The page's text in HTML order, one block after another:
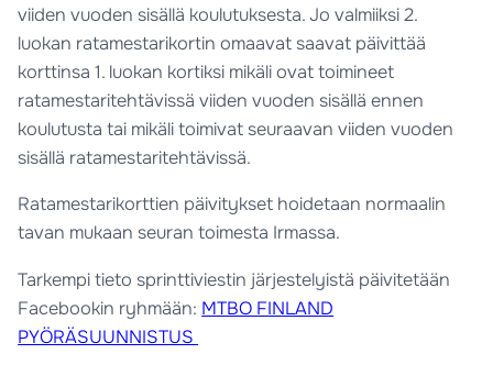
viiden vuoden sisällä koulutuksesta. Jo valmiiksi 2.
luokan ratamestarikortin omaavat saavat päivittää
korttinsa 1. luokan kortiksi mikäli ovat toimineet
ratamestaritehtävissä viiden vuoden sisällä ennen
koulutusta tai mikäli toimivat seuraavan viiden vuoden
sisällä ratamestaritehtävissä.
Ratamestarikorttien päivitykset hoidetaan normaalin
tavan mukaan seuran toimesta Irmassa.
Tarkempi tieto sprinttiviestin järjestelyistä päivitetään
Facebookin ryhmään: MTBO FINLAND
PYÖRÄSUUNNISTUS